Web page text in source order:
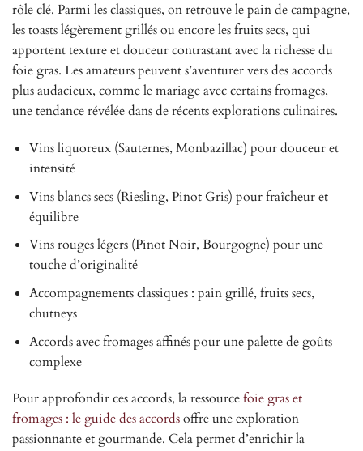
rôle clé. Parmi les classiques, on retrouve le pain de campagne,
les toasts légèrement grillés ou encore les fruits secs, qui
apportent texture et douceur contrastant avec la richesse du
foie gras. Les amateurs peuvent s’aventurer vers des accords
plus audacieux, comme le mariage avec certains fromages,
une tendance révélée dans de récents explorations culinaires.
Vins liquoreux (Sauternes, Monbazillac) pour douceur et
intensité
Vins blancs secs (Riesling, Pinot Gris) pour fraîcheur et
équilibre
Vins rouges légers (Pinot Noir, Bourgogne) pour une
touche d’originalité
Accompagnements classiques : pain grillé, fruits secs,
chutneys
Accords avec fromages affinés pour une palette de goûts
complexe
Pour approfondir ces accords, la ressourcefoie gras et
fromages : le guide des accordsoffre une exploration
passionnante et gourmande. Cela permet d’enrichir la